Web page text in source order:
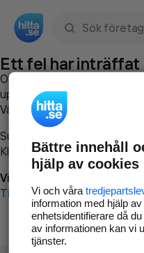
Ett fel har inträffat
Om du vill kan du
uppstod så att vi lättare och
Vänligen försök med följande:
Surfa till
Klicka påTillbaka-knappen i
Vi beklagar besväret!
Till startsidan
Bättre innehåll
hjälp av cookies
Vi och våra
information med hjälp
enhetsidentifierare då
av informationen kan vi
tjänster.